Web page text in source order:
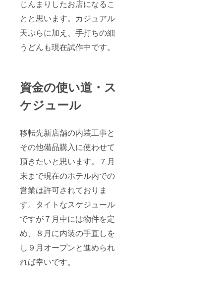
じんまりしたお店になるこ
とと思います。カジュアル
天ぷらに加え、手打ちの細
うどんも現在試作中です。
資金の使い道・ス
ケジュール
移転先新店舗の内装工事と
その他備品購入に使わせて
頂きたいと思います。７月
末まで現在のホテル内での
営業は許可されておりま
す。タイトなスケジュール
ですが７月中には物件を定
め、８月に内装の手直しを
し９月オープンと進められ
れば幸いです。